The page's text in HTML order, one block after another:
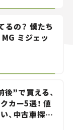
るの？ 僕たち
ミジェッ
”で買える、
カー5選！ 値
、中古車探し
イケてるマ